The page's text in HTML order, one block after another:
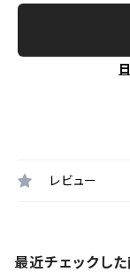
レビュー
最近チェックし